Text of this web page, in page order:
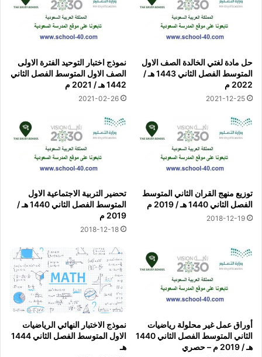
حل مادة لغتي الخالدة الصف الاول
المتوسط الفصل الثاني 1443 هـ /
2022 م
2021-12-25
نموذج اختبار التوحيد الفترة الاولى
الصف الاول المتوسط الفصل الثاني
1442 هـ / 2021 م
2021-02-26
توزيع منهج القران الثاني المتوسط
الفصل الثاني 1440 هـ / 2019 م
2018-12-19
تحضير التربية الاجتماعية الاول
المتوسط الفصل الثاني 1440 هـ /
2019 م
2018-12-18
أوراق عمل غير محلولة رياضيات
الثاني المتوسط الفصل الثاني 1440
هـ / 2019 م – حصري
نموذج الاختبار النهائي الرياضيات
الاول المتوسط الفصل الثاني 1444
هـ